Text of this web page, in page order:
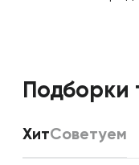
Подборки
ХитСоветуем